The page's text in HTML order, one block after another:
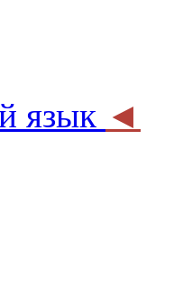
язык ◄